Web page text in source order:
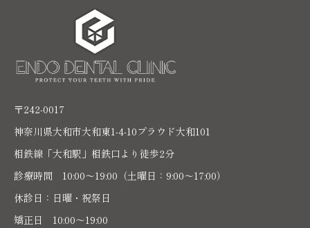
〒242-0017
神奈川県大和市大和東1-4-10プラウド大和101
相鉄線「大和駅」相鉄口より徒歩2分
診療時間 10:00〜19:00（土曜日：9:00～17:00）
休診日：日曜・祝祭日
矯正日 10:00～19:00